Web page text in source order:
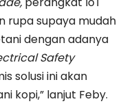
rupa supaya mudah
dengan adanya
Safety
solusi ini akan
kopi,” lanjut Feby.